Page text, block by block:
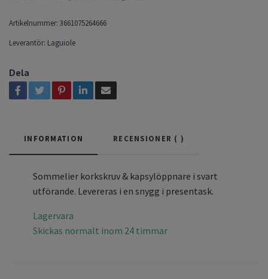
Artikelnummer: 3661075264666
Leverantör: Laguiole
Dela
INFORMATION RECENSIONER ( )
Sommelier korkskruv & kapsylöppnare i svart
utförande. Levereras i en snygg i presentask.
Lagervara
Skickas normalt inom 24 timmar